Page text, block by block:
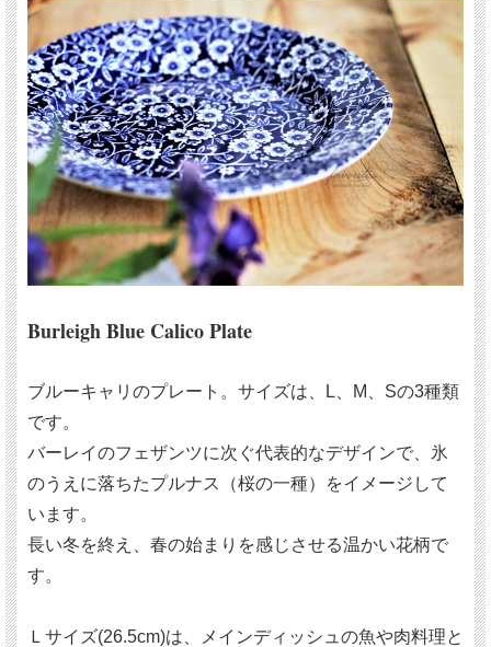
Burleigh Blue Calico Plate
ブルーキャリのプレート。サイズは、L、M、Sの3種類
です。
バーレイのフェザンツに次ぐ代表的なデザインで、氷
のうえに落ちたプルナス（桜の一種）をイメージして
います。
長い冬を終え、春の始まりを感じさせる温かい花柄で
す。
Ｌサイズ(26.5cm)は、メインディッシュの魚や肉料理と